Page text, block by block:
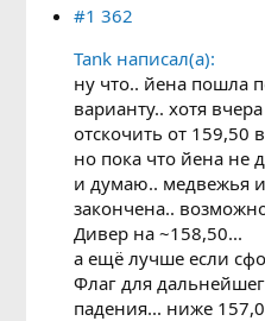
#1 362
Tank написал(а):
ну что.. йена пошла
варианту.. хотя
отскочить от 159,50
но пока что йена не
и думаю.. медвежья
закончена..
Дивер на ~158,50...
а ещё лучше если
Флаг для
падения... ниже